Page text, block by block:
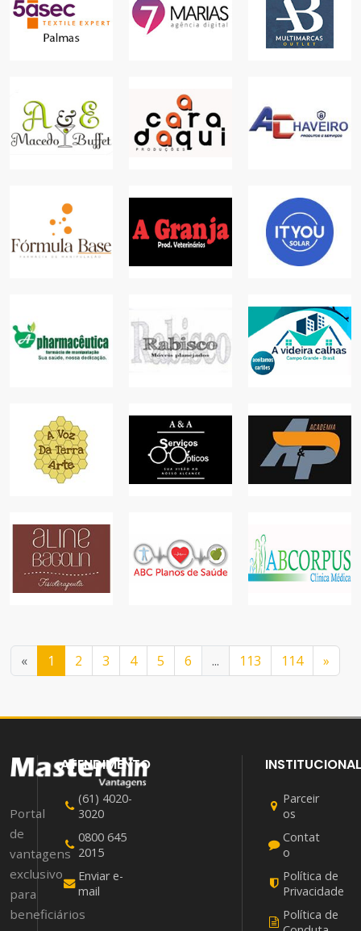
5ÀSEC -
PALMAS
7 MARIAS
AGÊNCIA
DIGITAL
A & B
MULTIMARCAS
COMÉRCIO
A & E MACEDO
BUFFET
A CARA DAQUI A CHAVEIRO
A FÓRMULA
BASE
A GRANJA
ANIMAIS
A ITYOU SOLAR
PARA SUA CASA
A
PHARMACÊUTICA
A RABISCO
MÓVEIS
A VIDEIRA
CALHAS
PARA SUA CASA
A VOZ DA TERRA
ARTE
COMÉRCIO
A&A SERVIÇOS
ÓPTICOS
COMÉRCIO
A&P ACADEMIA
ACADEMIAS
AB
CONSULTÓRIO
FISIOTERAPIA
SAÚDE
ABC PLANOS DE
SAÚDE
ABCORPUS
CLÍNICA
MÉDICA
« 1 2 3 4 5 6 ... 113 114 »
Portal
de
vantagens
exclusivo
para
beneficiários
ATENDIMENTO
(61) 4020-
3020
0800 645
2015
Enviar e-
mail
INSTITUCIONAL
Parceir
os
Contat
o
Política de
Privacidade
Política de